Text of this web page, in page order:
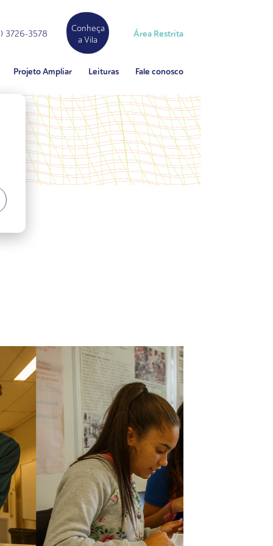
3726-3578
Conheça
a Vila
Área Restrita
Projeto Ampliar Leituras Fale conosco